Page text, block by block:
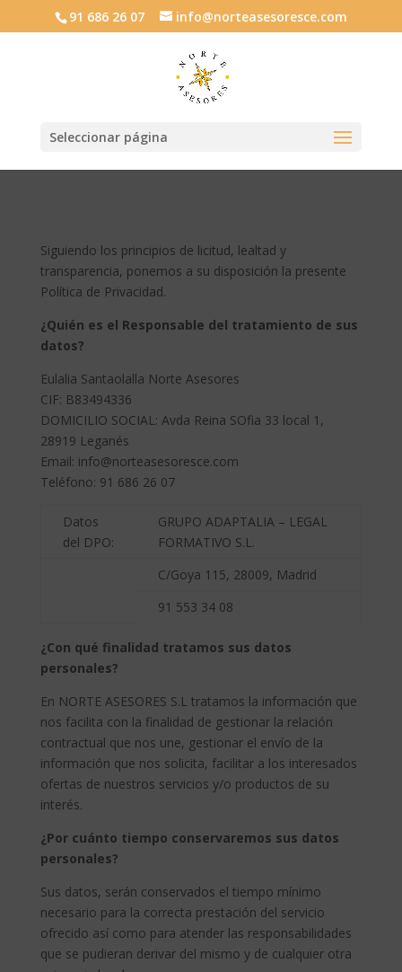
91 686 26 07 info@norteasesoresce.com
Seleccionar página
Siguiendo los principios de licitud, lealtad y
transparencia, ponemos a su disposición la presente
Política de Privacidad.
¿Quién es el Responsable del tratamiento de sus
datos?
Eulalia Santaolalla Norte Asesores
CIF: B83494336
DOMICILIO SOCIAL: Avda Reina SOfia 33 local 1,
28919 Leganés
Email: info@norteasesoresce.com
Teléfono: 91 686 26 07
Datos
del DPO:
GRUPO ADAPTALIA – LEGAL
FORMATIVO S.L.
C/Goya 115, 28009, Madrid
91 553 34 08
¿Con qué finalidad tratamos sus datos
personales?
En NORTE ASESORES S.L tratamos la información que
nos facilita con la finalidad de gestionar la relación
contractual que nos une, gestionar el envío de la
información que nos solicita, facilitar a los interesados
ofertas de nuestros servicios y/o productos de su
interés.
¿Por cuánto tiempo conservaremos sus datos
personales?
Sus datos, serán conservados el tiempo mínimo
necesario para la correcta prestación del servicio
ofrecido así como para atender las responsabilidades
que se pudieran derivar del mismo y de cualquier otra